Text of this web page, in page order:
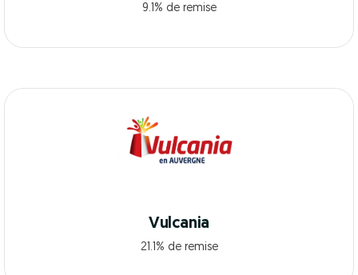
9.1% de remise
Vulcania
21.1% de remise